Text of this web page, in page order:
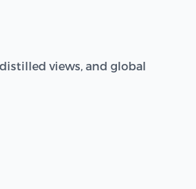
views, and global